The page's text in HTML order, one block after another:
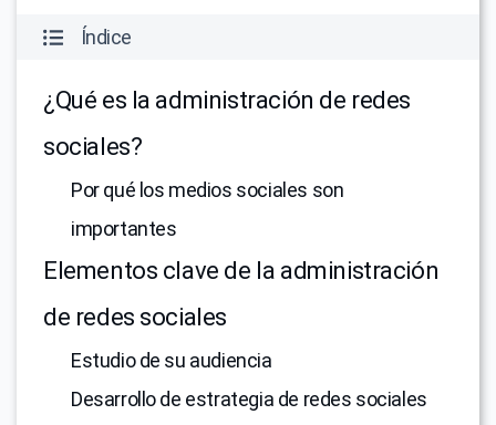
Índice
¿Qué es la administración de redes
sociales?
Por qué los medios sociales son
importantes
Elementos clave de la administración
de redes sociales
Estudio de su audiencia
Desarrollo de estrategia de redes sociales